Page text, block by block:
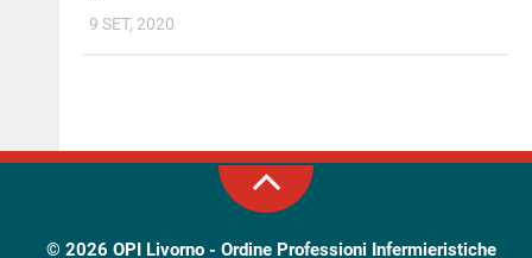
9 SET, 2020
© 2026 OPI Livorno - Ordine Professioni Infermieristiche